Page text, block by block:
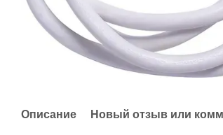
Описание Новый отзыв или